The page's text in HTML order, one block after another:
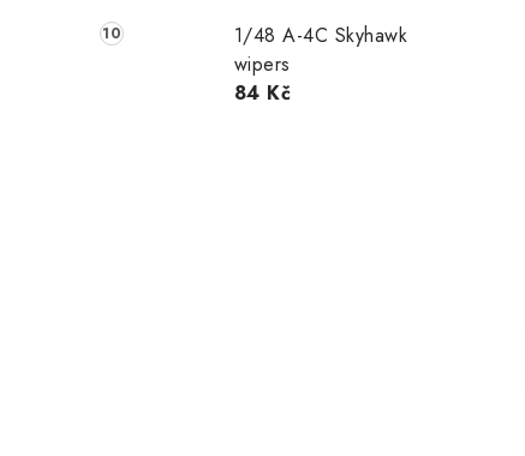
1/48 A-4C Skyhawk
wipers
84 Kč